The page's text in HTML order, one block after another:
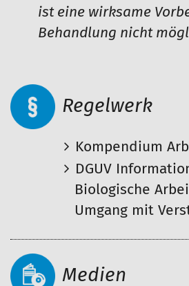
ist eine wirksame
Behandlung nicht
Regelwerk
Kompendium
DGUV
Biologische
Umgang mit
Medien